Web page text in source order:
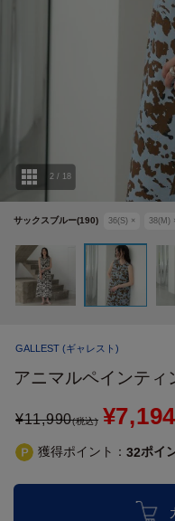
サックスブルー(190) 36(S) × 38(M)
2 / 18
GALLEST (ギャレスト)
アニマルペインティ
¥11,990(税込) ¥7,194
獲得ポイント： 32ポイ